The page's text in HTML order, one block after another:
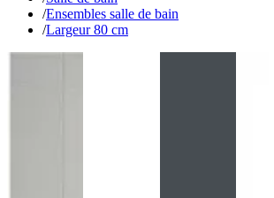
/Ensembles salle de bain
/Largeur 80 cm